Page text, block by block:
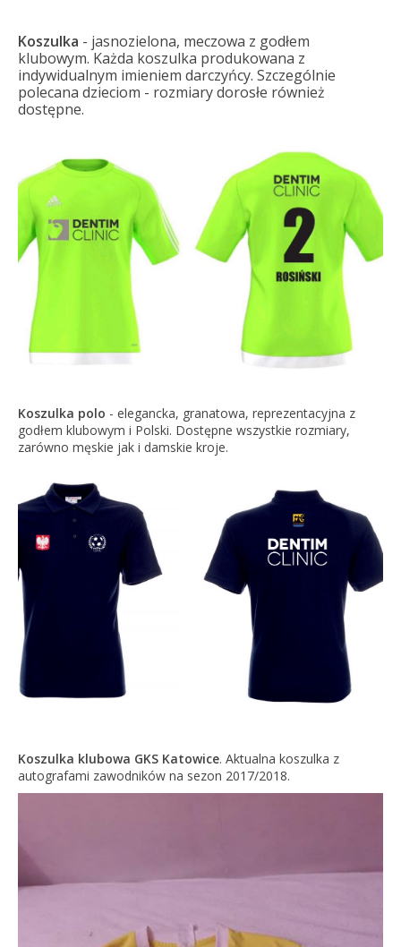
Koszulka - jasnozielona, meczowa z godłem
klubowym. Każda koszulka produkowana z
indywidualnym imieniem darczyńcy. Szczególnie
polecana dzieciom - rozmiary dorosłe również
dostępne.
Koszulka polo - elegancka, granatowa, reprezentacyjna z
godłem klubowym i Polski. Dostępne wszystkie rozmiary,
zarówno męskie jak i damskie kroje.
Koszulka klubowa GKS Katowice. Aktualna koszulka z
autografami zawodników na sezon 2017/2018.